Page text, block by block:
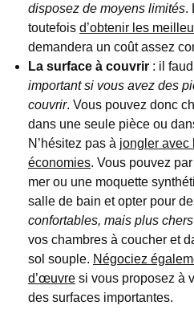
disposez de moyens limités.
toutefois d’obtenir les
demandera un coût assez
La surface à couvrir : il
important si vous avez des
couvrir. Vous pouvez donc
dans une seule pièce ou
N’hésitez pas à jongler avec
économies. Vous pouvez
mer ou une moquette
salle de bain et opter pour
confortables, mais plus
vos chambres à coucher et
sol souple. Négociez
d’œuvre si vous proposez à
des surfaces importantes.